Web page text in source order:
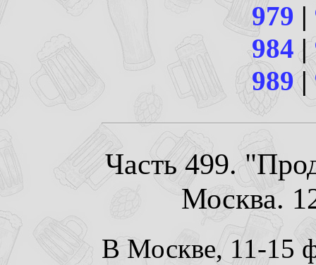
979 |
984 |
989|
Часть 499.
Москва.
В Москве, 11-15